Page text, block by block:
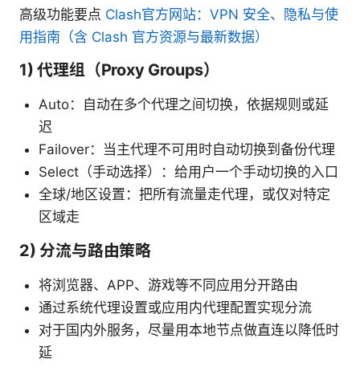
高级功能要点 Clash官方网站：VPN 安全、隐私与使
用指南（含 Clash 官方资源与最新数据）
1) 代理组（Proxy Groups）
Auto：自动在多个代理之间切换，依据规则或延
迟
Failover：当主代理不可用时自动切换到备份代理
Select（手动选择）：给用户一个手动切换的入口
全球/地区设置：把所有流量走代理，或仅对特定
区域走
2) 分流与路由策略
将浏览器、APP、游戏等不同应用分开路由
通过系统代理设置或应用内代理配置实现分流
对于国内外服务，尽量用本地节点做直连以降低时
延